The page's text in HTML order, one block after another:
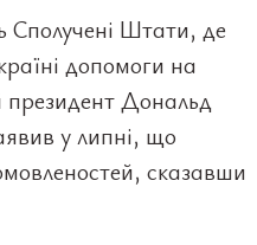
Сполучені Штати, де
допомоги на
президент Дональд
у липні, що
сказавши